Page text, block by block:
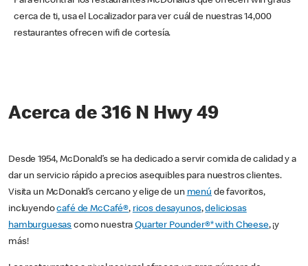
cerca de ti, usa el Localizador para ver cuál de nuestras 14,000
restaurantes ofrecen wifi de cortesía.
Acerca de 316 N Hwy 49
Desde 1954, McDonald’s se ha dedicado a servir comida de calidad y a
dar un servicio rápido a precios asequibles para nuestros clientes.
Visita un McDonald’s cercano y elige de un menú de favoritos,
incluyendocafé de McCafé®, ricos desayunos,deliciosas
hamburguesas como nuestraQuarter Pounder®* with Cheese, ¡y
más!